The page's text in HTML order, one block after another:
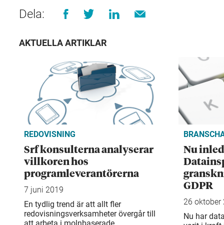
Dela:
AKTUELLA ARTIKLAR
REDOVISNING
Srf konsulterna analyserar
villkoren hos
programleverantörerna
7 juni 2019
En tydlig trend är att allt fler
redovisningsverksamheter övergår till
att arbeta i molnbaserade
Nu
GDPR
26 oktober
Nu har